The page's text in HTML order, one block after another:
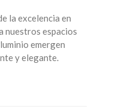
la excelencia en
nuestros espacios
emergen
y elegante.